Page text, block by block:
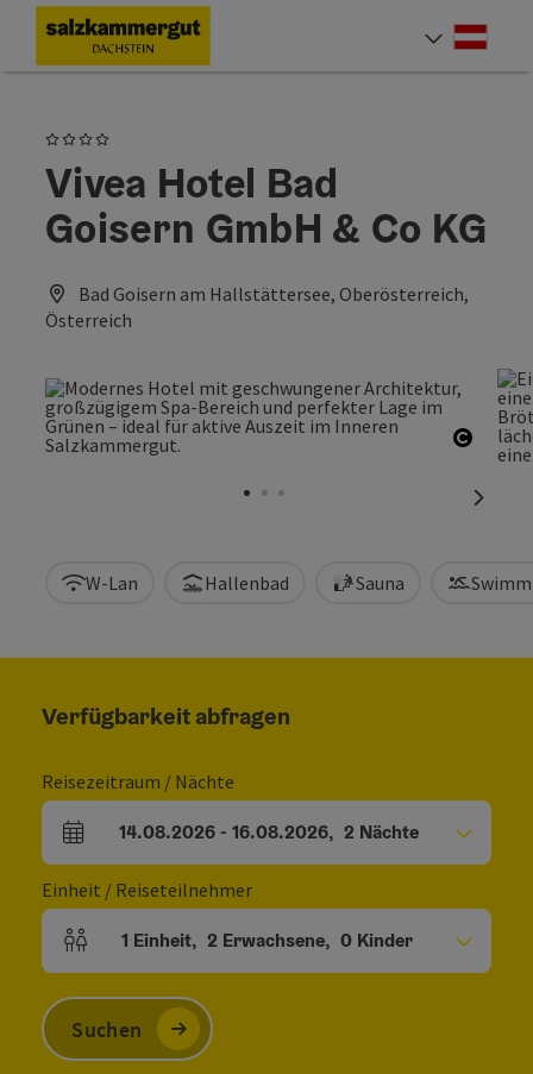
Zum InhaltAccesskey
[0]
Zur NavigationAccesskey
[1]
Zum Seitenanfang
Vivea Hotel Bad
Goisern GmbH & Co KG
Bad Goisern am Hallstättersee, Oberösterreich,
Österreich
W-Lan Hallenbad Sauna
Verfügbarkeit abfragen
Reisezeitraum / Nächte
An- und Abreisefelder
14.08.2026- 16.08.2026, 2 Nächte
Einheit / Reiseteilnehmer
Einheitenanzahl und Personenfelder
1 Einheit, 2 Erwachsene, 0 Kinder
Suchen